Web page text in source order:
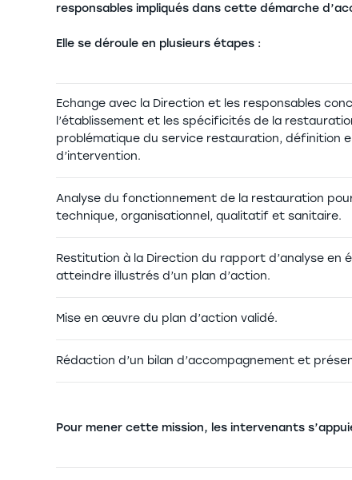
responsables impliqués dans cette démarche
Elle se déroule en plusieurs étapes :
Echange avec la Direction et les responsables
l’établissement et les spécificités de la
problématique du service restauration, définition
d’intervention.
Analyse du fonctionnement de la restauration
technique, organisationnel, qualitatif et sanitaire.
Restitution à la Direction du rapport d’analyse
atteindre illustrés d’un plan d’action.
Mise en œuvre du plan d’action validé.
Rédaction d’un bilan d’accompagnement et
Pour mener cette mission, les intervenants